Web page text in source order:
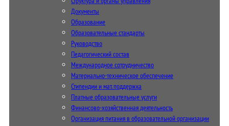
Документы
Образование
Образовательные стандарты
Руководство
Педагогический состав
Международное сотрудничество
Материально-техническое обеспечение
Стипендии и мат. поддержка
Платные образовательные услуги
Финансово-хозяйственная деятельность
Организация питания в образовательной организации